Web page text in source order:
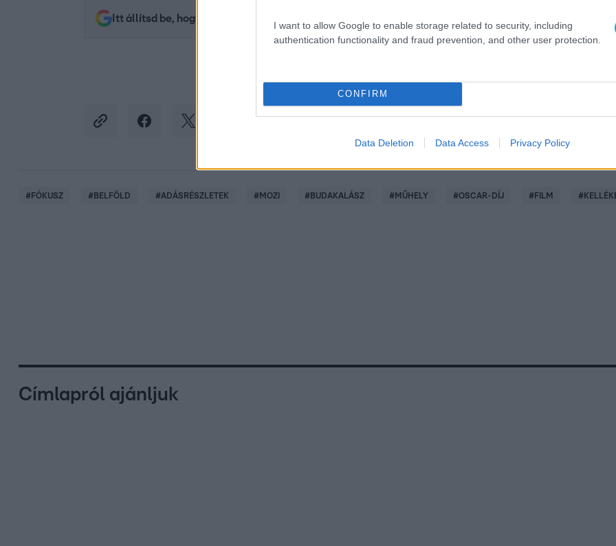
I want to allow Google to enable storage related to security, including
authentication functionality and fraud prevention, and other user protection.
CONFIRM
Data Deletion Data Access Privacy Policy
Itt állítsd be, hogy az RTL.hu az elsők között legyen a Google-találatokban!
#FÓKUSZ #BELFÖLD #ADÁSRÉSZLETEK #MOZI #BUDAKALÁSZ #MŰHELY #OSCAR-DÍJ #FILM #
Címlapról ajánljuk